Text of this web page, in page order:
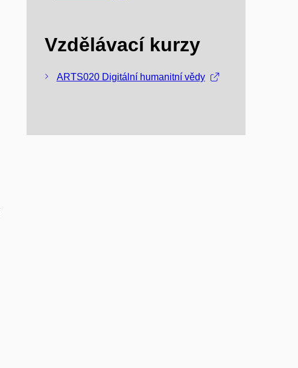
Vzdělávací kurzy
ARTS020 Digitální humanitní vědy